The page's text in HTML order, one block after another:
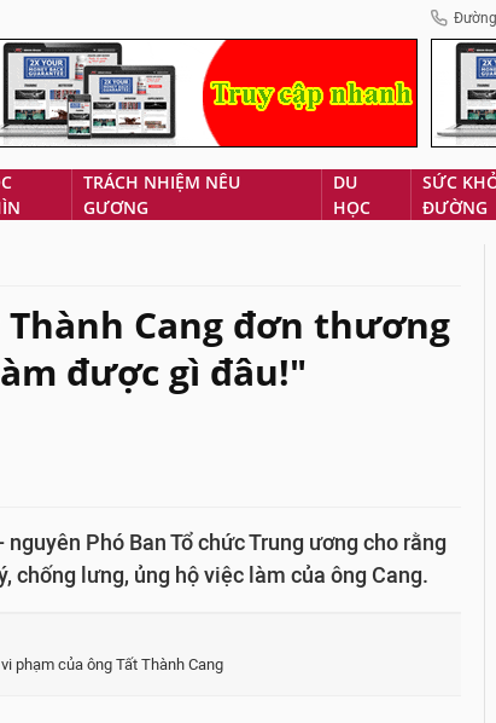
TRÁCH NHIỆM NÊU
GƯƠNG
DU
HỌC
SỨC
ĐƯỜNG
Cang đơn thương
được gì đâu!"
Phó Ban Tổ chức Trung ương cho rằng
chống lưng, ủng hộ việc làm của ông Cang.
phạm của ông Tất Thành Cang